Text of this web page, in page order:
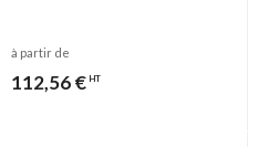
à partir de
112,56 € HT